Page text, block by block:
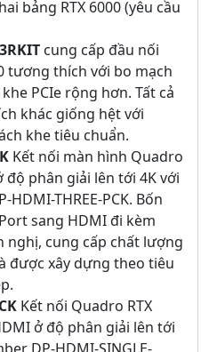
bảng RTX 6000 (yêu cầu
cung cấp đầu nối
tương thích với bo mạch
PCIe rộng hơn. Tất cả
khác giống hệt với
khe tiêu chuẩn.
Kết nối màn hình Quadro
độ phân giải lên tới 4K với
HDMI-THREE-PCK. Bốn
sang HDMI đi kèm
nghị, cung cấp chất lượng
được xây dựng theo tiêu
Kết nối Quadro RTX
ở độ phân giải lên tới